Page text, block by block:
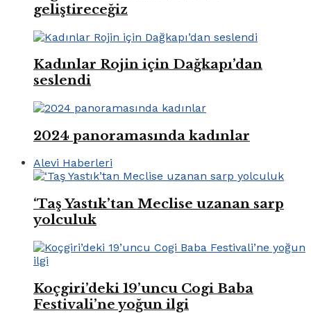
geliştireceğiz
Kadınlar Rojin için Dağkapı’dan
seslendi
2024 panoramasında kadınlar
Alevi Haberleri
‘Taş Yastık’tan Meclise uzanan sarp
yolculuk
Koçgiri’deki 19’uncu Cogi Baba
Festivali’ne yoğun ilgi